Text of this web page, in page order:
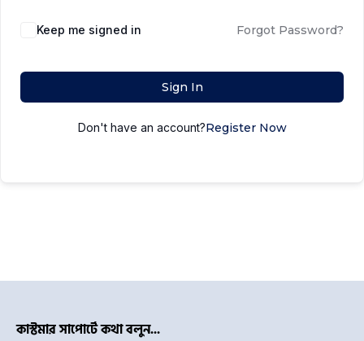
Keep me signed in Forgot Password?
Sign In
Don't have an account?Register Now
কাস্টমার সাপোর্টে কথা বলুন...